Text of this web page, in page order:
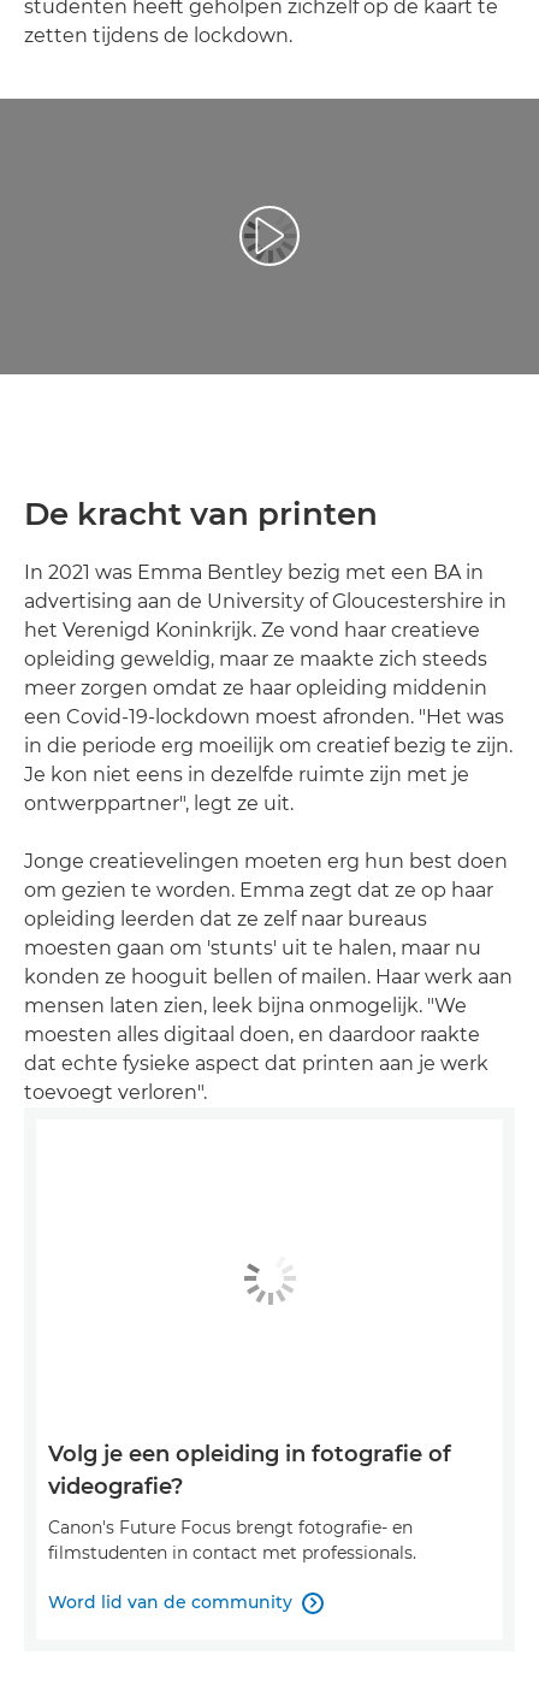
studenten heeft geholpen zichzelf op de kaart te
zetten tijdens de lockdown.
Video afspelen
De kracht van printen
In 2021 was Emma Bentley bezig met een BA in
advertising aan de University of Gloucestershire in
het Verenigd Koninkrijk. Ze vond haar creatieve
opleiding geweldig, maar ze maakte zich steeds
meer zorgen omdat ze haar opleiding middenin
een Covid-19-lockdown moest afronden. "Het was
in die periode erg moeilijk om creatief bezig te zijn.
Je kon niet eens in dezelfde ruimte zijn met je
ontwerppartner", legt ze uit.
Jonge creatievelingen moeten erg hun best doen
om gezien te worden. Emma zegt dat ze op haar
opleiding leerden dat ze zelf naar bureaus
moesten gaan om 'stunts' uit te halen, maar nu
konden ze hooguit bellen of mailen. Haar werk aan
mensen laten zien, leek bijna onmogelijk. "We
moesten alles digitaal doen, en daardoor raakte
dat echte fysieke aspect dat printen aan je werk
toevoegt verloren".
Volg je een opleiding in fotografie of
videografie?
Canon's Future Focus brengt fotografie- en
filmstudenten in contact met professionals.
Word lid van de community 